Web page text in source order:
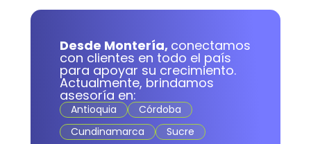
Desde Montería, conectamos
con clientes en todo el país
para apoyar su crecimiento.
Actualmente, brindamos
asesoría en:
Antioquia
Córdoba
Cundinamarca
Sucre